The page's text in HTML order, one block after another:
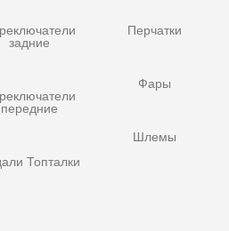
задние
передние
Топталки
Перчатки
Фары
Шлемы